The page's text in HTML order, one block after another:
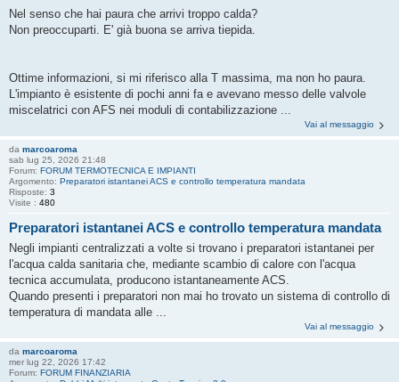
Nel senso che hai paura che arrivi troppo calda?
Non preoccuparti. E' già buona se arriva tiepida.
Ottime informazioni, si mi riferisco alla T massima, ma non ho paura.
L'impianto è esistente di pochi anni fa e avevano messo delle valvole
miscelatrici con AFS nei moduli di contabilizzazione ...
Vai al messaggio
da marcoaroma
sab lug 25, 2026 21:48
Forum: FORUM TERMOTECNICA E IMPIANTI
Argomento: Preparatori istantanei ACS e controllo temperatura mandata
Risposte: 3
Visite : 480
Preparatori istantanei ACS e controllo temperatura mandata
Negli impianti centralizzati a volte si trovano i preparatori istantanei per
l'acqua calda sanitaria che, mediante scambio di calore con l'acqua
tecnica accumulata, producono istantaneamente ACS.
Quando presenti i preparatori non mai ho trovato un sistema di controllo di
temperatura di mandata alle ...
Vai al messaggio
da marcoaroma
mer lug 22, 2026 17:42
Forum: FORUM FINANZIARIA